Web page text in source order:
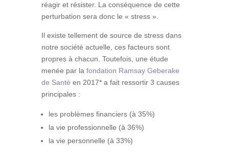
réagir et résister. La conséquence de cette
perturbation sera donc le « stress ».
Ilexiste tellement de source de stress dans
notre société actuelle, ces facteurs sont
propres à chacun. Toutefois, une étude
menée par la fondation Ramsay Geberake
de Santé en 2017* a fait ressortir 3 causes
principales :
les problèmes financiers (à 35%)
la vie professionnelle (à 36%)
la vie personnelle (à 33%)